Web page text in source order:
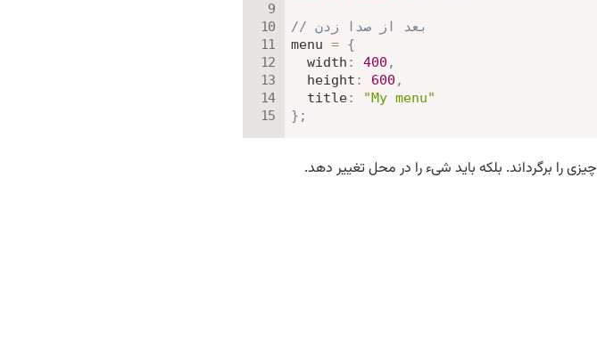
// بعد از صدا زدن
menu = {
width : 400 ,
height : 600 ,
title:
"My menu"
} ;
چیزی را برگرداند. بلکه باید شیء را در محل تغییر دهد.